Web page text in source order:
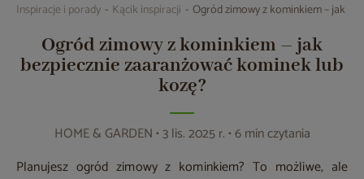
Inspiracje i porady Kącik inspiracji Ogród zimowy z kominkiem – jak
Ogród zimowy z kominkiem – jak
bezpiecznie zaaranżować kominek lub
kozę?
HOME & GARDEN• 3 lis. 2025 r. • 6 min czytania
Planujesz ogród zimowy z kominkiem? To możliwe, ale